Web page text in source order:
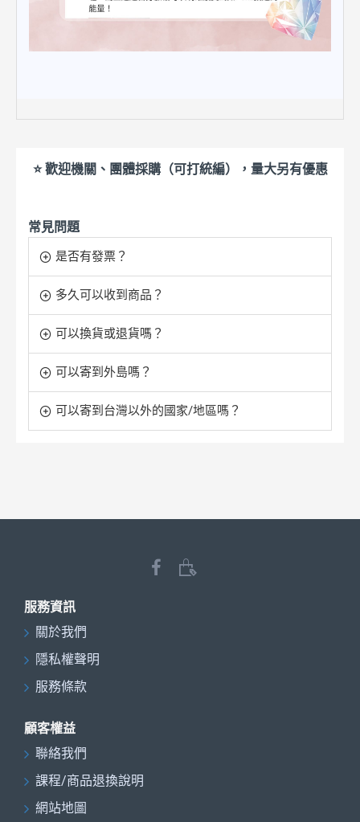
⭐ 歡迎機關、團體採購（可打統編），量大另有優惠
常見問題
是否有發票？
多久可以收到商品？
可以換貨或退貨嗎？
可以寄到外島嗎？
可以寄到台灣以外的國家/地區嗎？
服務資訊
關於我們
隱私權聲明
服務條款
顧客權益
聯絡我們
課程/商品退換說明
網站地圖